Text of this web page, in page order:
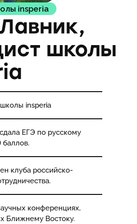
insperia
школы
insperia
ЕГЭ по русскому
баллов.
клуба российско-
конференциях,
Ближнему Востоку.